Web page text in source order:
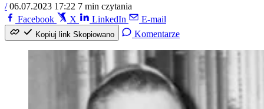
/ 06.07.2023 17:22 7 min czytania
Facebook
X LinkedIn E-mail
Kopiuj link Skopiowano Komentarze